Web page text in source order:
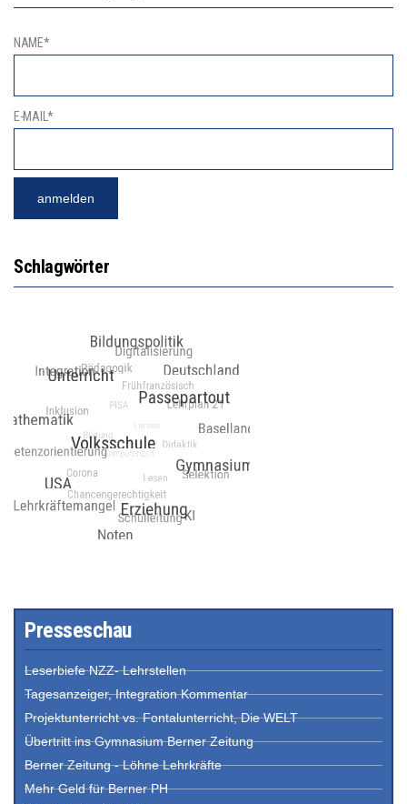
NAME*
E-MAIL*
Schlagwörter
Presseschau
Leserbiefe NZZ- Lehrstellen
Tagesanzeiger, Integration Kommentar
Projektunterricht vs. Fontalunterricht, Die WELT
Übertritt ins Gymnasium Berner Zeitung
Berner Zeitung - Löhne Lehrkräfte
Mehr Geld für Berner PH